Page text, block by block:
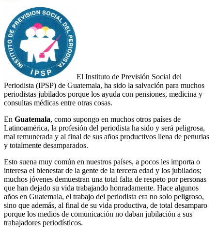
Compartir
El Instituto de Previsión Social del
Periodista (IPSP) de Guatemala, ha sido la salvación para muchos
periodistas jubilados porque los ayuda con pensiones, medicina y
consultas médicas entre otras cosas.
En Guatemala, como supongo en muchos otros países de
Latinoamérica, la profesión del periodista ha sido y será peligrosa,
mal remunerada y al final de sus años productivos llena de penurias
y totalmente desamparados.
Esto suena muy común en nuestros países, a pocos les importa o
interesa el bienestar de la gente de la tercera edad y los jubilados;
muchos jóvenes demuestran una total falta de respeto por personas
que han dejado su vida trabajando honradamente. Hace algunos
años en Guatemala, el trabajo del periodista era no solo peligroso,
sino que además, al final de su vida productiva, de total desamparo
porque los medios de comunicación no daban jubilación a sus
trabajadores periodísticos.